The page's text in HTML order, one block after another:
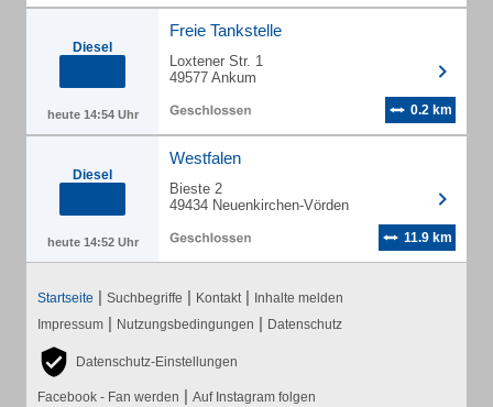
Diesel
heute 14:54 Uhr
Freie Tankstelle
Loxtener Str. 1
49577 Ankum
0.2 km
Diesel
heute 14:52 Uhr
Westfalen
Bieste 2
49434 Neuenkirchen-Vörden
11.9 km
Startseite | Suchbegriffe | Kontakt | Inhalte melden
Impressum | Nutzungsbedingungen | Datenschutz
Datenschutz-Einstellungen
Facebook - Fan werden | Auf Instagram folgen